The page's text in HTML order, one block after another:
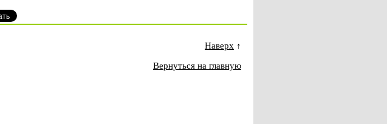
Наверх ↑
Вернуться на главную